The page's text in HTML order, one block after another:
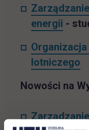
energii -
lotniczego
Nowości na